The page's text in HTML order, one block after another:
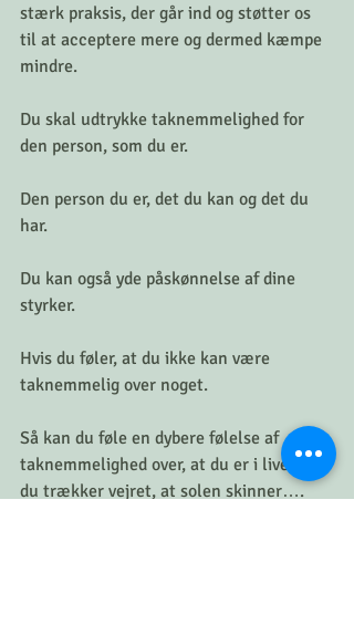
stærk praksis, der går ind og støtter os
til at acceptere mere og dermed kæmpe
mindre.
Du skal udtrykke taknemmelighed for
den person, som du er.
Den person du er, det du kan og det du
har.
Du kan også yde påskønnelse af dine
styrker.
Hvis du føler, at du ikke kan være
taknemmelig over noget.
Så kan du føle en dybere følelse af
taknemmelighed over, at du er i live, at
du trækker vejret, at solen skinner….